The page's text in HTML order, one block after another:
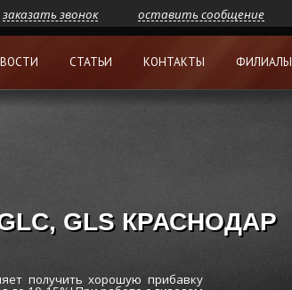
заказать звонок оставить сообщение
СТАТЬИ КОНТАКТЫ ФИЛИАЛЫ
GLS КРАСНОДАР
получить хорошую прибавку